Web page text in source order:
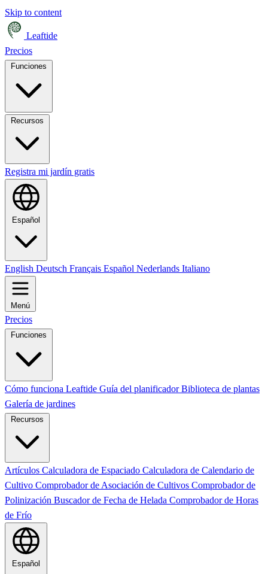
Skip to content
Leaftide
Precios
Registra mi jardín gratis
Español
English Deutsch Français Español Nederlands Italiano
Menú
Precios
Funciones
Cómo funciona Leaftide Guía del planificadorBiblioteca de plantas
Galería de jardines
Recursos
Artículos Calculadora de Espaciado Calculadora de Calendario de
Cultivo Comprobador de Asociación de Cultivos Comprobador de
Polinización Buscador de Fecha de Helada Comprobador de Horas
de Frío
Español